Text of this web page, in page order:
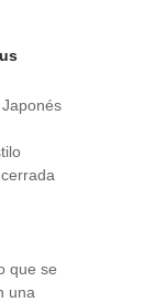
que se
una